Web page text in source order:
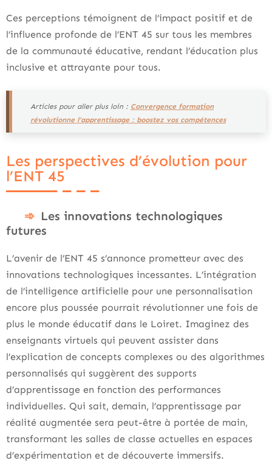
Ces perceptions témoignent de l’impact positif et de
l’influence profonde de l’ENT 45 sur tous les membres
de la communauté éducative, rendant l’éducation plus
inclusive et attrayante pour tous.
Articles pour aller plus loin : Convergence formation
révolutionne l’apprentissage : boostez vos compétences
Les perspectives d’évolution pour
l’ENT 45
Les innovations technologiques
futures
L’avenir de l’ENT 45 s’annonce prometteur avec des
innovations technologiques incessantes. L’intégration
de l’intelligence artificielle pour une personnalisation
encore plus poussée pourrait révolutionner une fois de
plus le monde éducatif dans le Loiret. Imaginez des
enseignants virtuels qui peuvent assister dans
l’explication de concepts complexes ou des algorithmes
personnalisés qui suggèrent des supports
d’apprentissage en fonction des performances
individuelles. Qui sait, demain, l’apprentissage par
réalité augmentée sera peut-être à portée de main,
transformant les salles de classe actuelles en espaces
d’expérimentation et de découverte immersifs.